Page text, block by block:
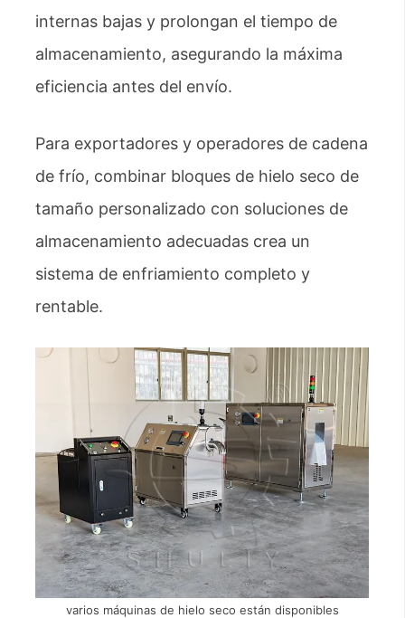
internas bajas y prolongan el tiempo de
almacenamiento, asegurando la máxima
eficiencia antes del envío.
Para exportadores y operadores de cadena
de frío, combinar bloques de hielo seco de
tamaño personalizado con soluciones de
almacenamiento adecuadas crea un
sistema de enfriamiento completo y
rentable.
varios máquinas de hielo seco están disponibles